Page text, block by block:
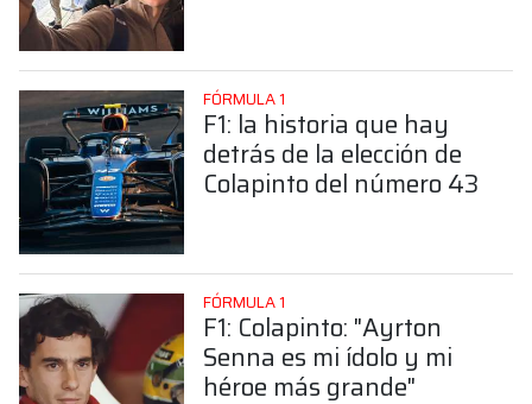
FÓRMULA 1
F1: la historia que hay
detrás de la elección de
Colapinto del número 43
FÓRMULA 1
F1: Colapinto: "Ayrton
Senna es mi ídolo y mi
héroe más grande"